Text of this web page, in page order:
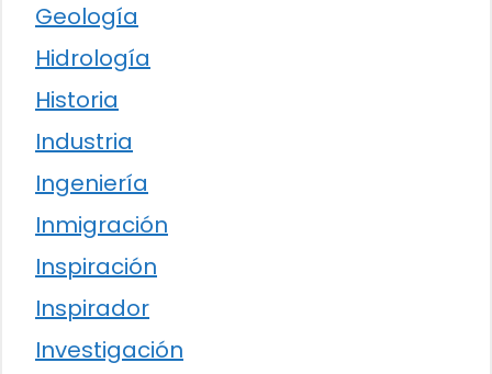
Geología
Hidrología
Historia
Industria
Ingeniería
Inmigración
Inspiración
Inspirador
Investigación